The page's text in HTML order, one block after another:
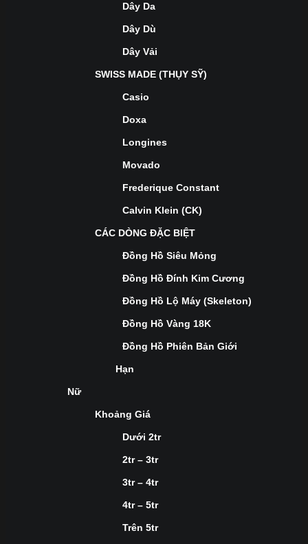
Dây Da
Dây Dù
Dây Vải
SWISS MADE (THỤY SỸ)
Casio
Doxa
Longines
Movado
Frederique Constant
Calvin Klein (CK)
CÁC DÒNG ĐẶC BIỆT
Đồng Hồ Siêu Mỏng
Đồng Hồ Đính Kim Cương
Đồng Hồ Lộ Máy (Skeleton)
Đồng Hồ Vàng 18K
Đồng Hồ Phiên Bản Giới
Hạn
Nữ
Khoảng Giá
Dưới 2tr
2tr – 3tr
3tr – 4tr
4tr – 5tr
Trên 5tr